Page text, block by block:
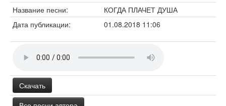
Название песни:
КОГДА ПЛАЧЕТ ДУША
Дата публикации:
01.08.2018 11:06
Скачать